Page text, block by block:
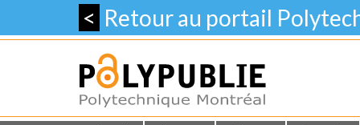
< Retour au portail